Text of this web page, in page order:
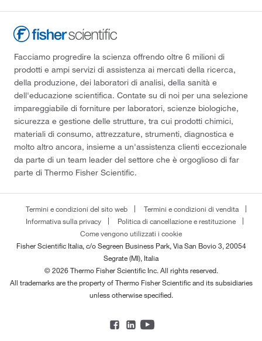
Facciamo progredire la scienza offrendo oltre 6 milioni di
prodotti e ampi servizi di assistenza ai mercati della ricerca,
della produzione, dei laboratori di analisi, della sanità e
dell'educazione scientifica. Contate su di noi per una selezione
impareggiabile di forniture per laboratori, scienze biologiche,
sicurezza e gestione delle strutture, tra cui prodotti chimici,
materiali di consumo, attrezzature, strumenti, diagnostica e
molto altro ancora, insieme a un'assistenza clienti eccezionale
da parte di un team leader del settore che è orgoglioso di far
parte di Thermo Fisher Scientific.
Termini e condizioni del sito web
Termini e condizioni di vendita
Informativa sulla privacy
Politica di cancellazione e restituzione
Come vengono utilizzati i cookie
Fisher Scientific Italia, c/o Segreen Business Park, Via San Bovio 3, 20054
Segrate (MI), Italia
© 2026 Thermo Fisher Scientific Inc. All rights reserved.
All trademarks are the property of Thermo Fisher Scientific and its subsidiaries
unless otherwise specified.